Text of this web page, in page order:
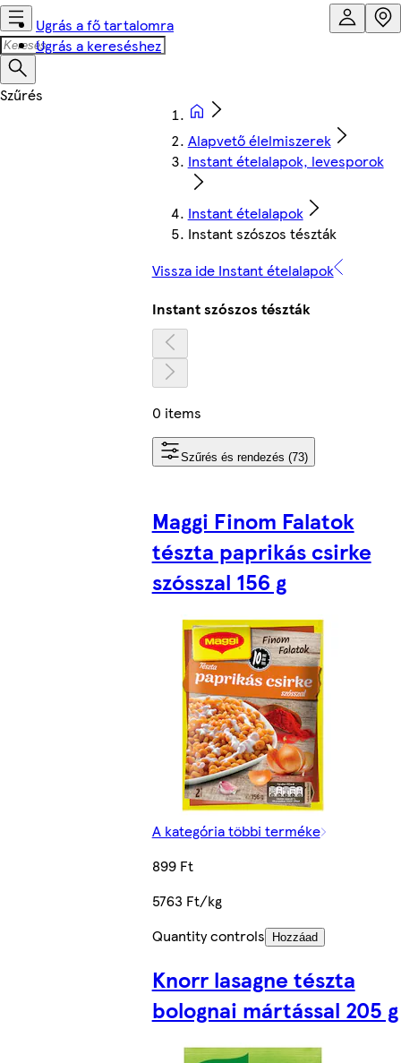
Ugrás a fő tartalomra
Ugrás a kereséshez
Alapvető élelmiszerek
Instant ételalapok, levesporok
Instant ételalapok
Instant szószos tészták
Vissza ide Instant ételalapok
Instant szószos tészták
0 items
Szűrés és rendezés (73)
Maggi Finom Falatok
tészta paprikás csirke
szósszal 156 g
A kategória többi terméke
899 Ft
5763 Ft/kg
Quantity controls
Hozzáad
Knorr lasagne tészta
bolognai mártással 205 g